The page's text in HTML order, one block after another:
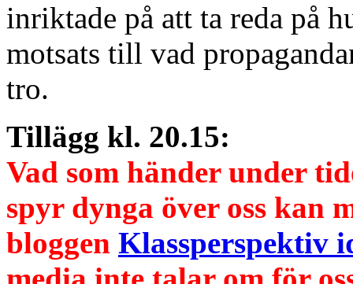
inriktade på att ta reda på
motsats till vad
tro.
Tillägg kl. 20.15:
Vad som händer under
spyr dynga över oss kan
bloggen Klassperspektiv